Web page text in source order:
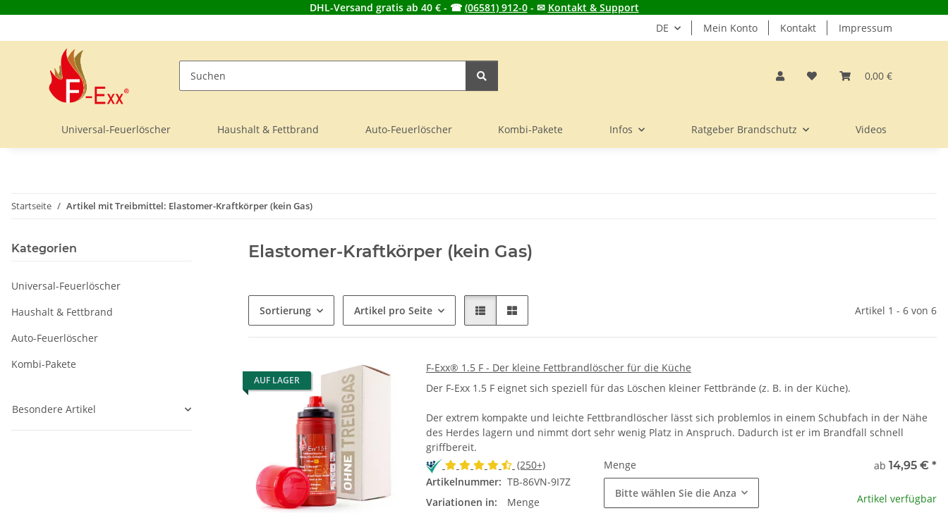
DHL-Versand gratis ab 40 € - ☎ (06581) 912-0- ✉ Kontakt & Support
DE
Mein Konto Kontakt Impressum
0,00 €
Universal-Feuerlöscher Haushalt & Fettbrand Auto-Feuerlöscher Kombi-Pakete Infos Ratgeber Brandschutz Videos
Startseite Artikel mit Treibmittel: Elastomer-Kraftkörper (kein Gas)
Elastomer-Kraftkörper (kein Gas)
Sortierung Artikel pro Seite Artikel 1 - 6 von 6
AUF LAGER
F-Exx® 1.5 F - Der kleine Fettbrandlöscher für die Küche
Der F-Exx 1.5 F eignet sich speziell für das Löschen kleiner Fettbrände (z. B. in der Küche).
Der extrem kompakte und leichte Fettbrandlöscher lässt sich problemlos in einem Schubfach in der Nähe
des Herdes lagern und nimmt dort sehr wenig Platz in Anspruch. Dadurch ist er im Brandfall schnell
griffbereit.
(250+)
Artikelnummer: TB-86VN-9I7Z
Variationen in:
Menge
Menge
Bitte wählen Sie die Anzahl.
ab 14,95 € *
Artikel verfügbar
Kategorien
Universal-Feuerlöscher
Haushalt & Fettbrand
Auto-Feuerlöscher
Kombi-Pakete
Besondere Artikel